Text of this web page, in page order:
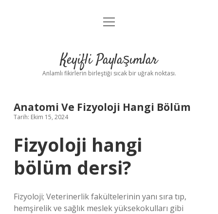
Anasayfa
Yasal Uyarı
menüyü
Keyifli Paylaşımlar
Anlamlı fikirlerin birleştiği sıcak bir uğrak noktası.
Anatomi Ve Fizyoloji Hangi Bölüm
Tarih: Ekim 15, 2024
Fizyoloji hangi
bölüm dersi?
Fizyoloji; Veterinerlik fakültelerinin yanı sıra tıp,
hemşirelik ve sağlık meslek yüksekokulları gibi